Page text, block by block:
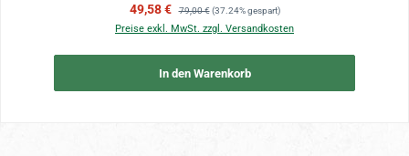
Verkaufspreis:
49,58 € Regulärer Preis:
79,00 € (37.24% gespart)
Preise exkl. MwSt. zzgl. Versandkosten
In den Warenkorb